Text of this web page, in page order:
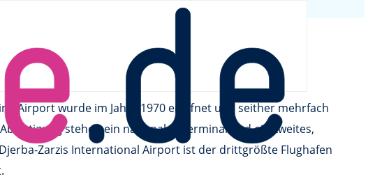
Airport wurde im Jahre 1970 eröffnet und seither mehrfach
stehen ein nationales Terminal und ein zweites,
Zarzis International Airport ist der drittgrößte Flughafen